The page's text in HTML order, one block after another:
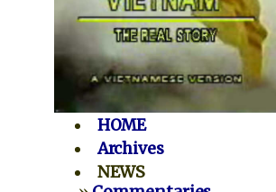
HOME
Archives
NEWS